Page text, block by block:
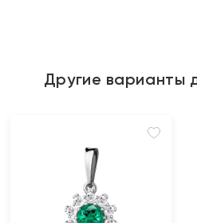
Другие варианты